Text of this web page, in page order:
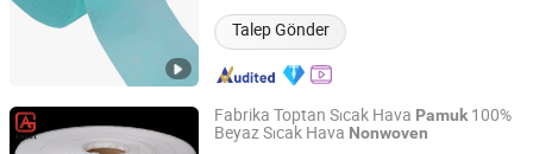
Talep Gönder
Zhejiang, China Fiyat 2020
Fabrika Toptan Sıcak Hava Pamuk100%
Beyaz Sıcak Hava Nonwoven
Fujian Angel Nonwoven Fabric Tech Co., Ltd.